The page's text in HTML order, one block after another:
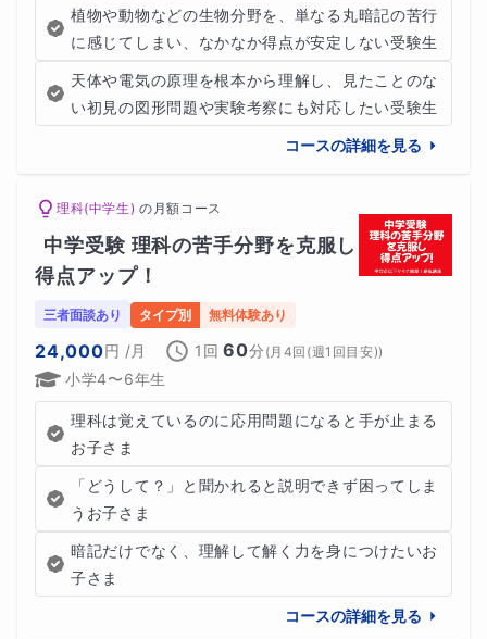
植物や動物などの生物分野を、単なる丸暗記の苦行
に感じてしまい、なかなか得点が安定しない受験生
天体や電気の原理を根本から理解し、見たことのな
い初見の図形問題や実験考察にも対応したい受験生
コースの詳細を見る
理科(中学生) の 月額コース
中学受験 理科の苦手分野を克服し
得点アップ！
三者面談あり タイプ別 無料体験あり
24,000円 /月 1回 60分 (月4回(週1回目安))
小学4〜6年生
理科は覚えているのに応用問題になると手が止まる
お子さま
「どうして？」と聞かれると説明できず困ってしま
うお子さま
暗記だけでなく、理解して解く力を身につけたいお
子さま
コースの詳細を見る